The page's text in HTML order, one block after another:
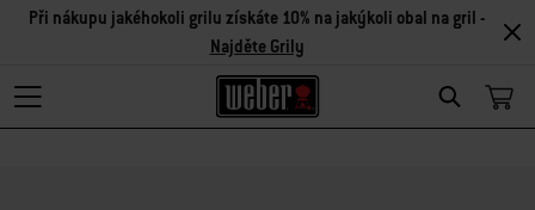
Search
Při nákupu jakéhokoli grilu získáte 10% na jakýkoli obal na gril -
Najděte Grily